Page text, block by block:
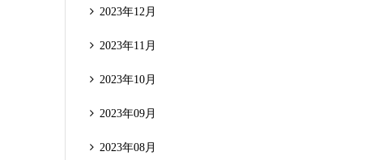
2023年12月
2023年11月
2023年10月
2023年09月
2023年08月